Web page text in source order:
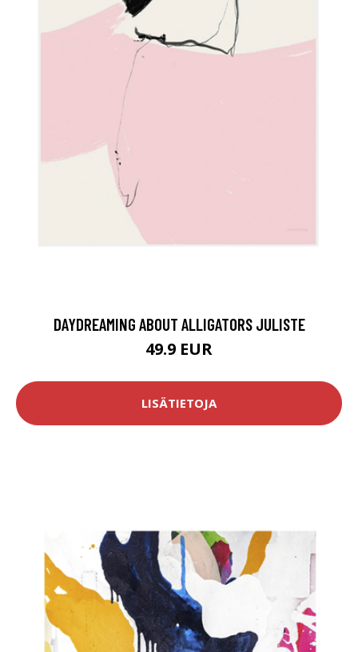
DAYDREAMING ABOUT ALLIGATORS JULISTE
49.9 EUR
LISÄTIETOJA